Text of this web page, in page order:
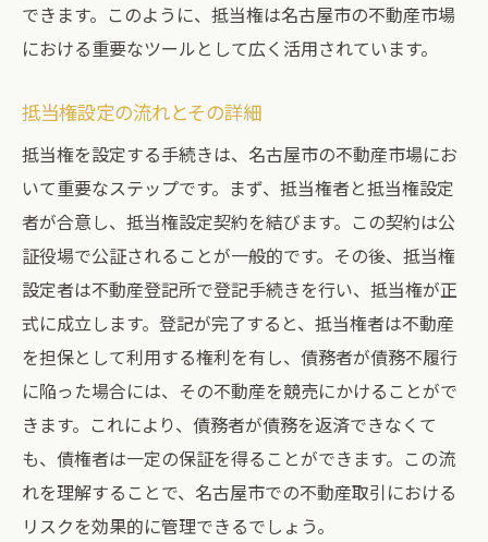
できます。このように、抵当権は名古屋市の不動産市場
における重要なツールとして広く活用されています。
抵当権設定の流れとその詳細
抵当権を設定する手続きは、名古屋市の不動産市場にお
いて重要なステップです。まず、抵当権者と抵当権設定
者が合意し、抵当権設定契約を結びます。この契約は公
証役場で公証されることが一般的です。その後、抵当権
設定者は不動産登記所で登記手続きを行い、抵当権が正
式に成立します。登記が完了すると、抵当権者は不動産
を担保として利用する権利を有し、債務者が債務不履行
に陥った場合には、その不動産を競売にかけることがで
きます。これにより、債務者が債務を返済できなくて
も、債権者は一定の保証を得ることができます。この流
れを理解することで、名古屋市での不動産取引における
リスクを効果的に管理できるでしょう。